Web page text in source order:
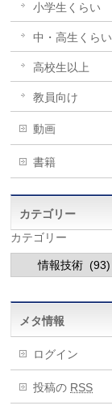
小学生くらい
中・高生くらい
高校生以上
教員向け
動画
書籍
カテゴリー
カテゴリー
メタ情報
ログイン
投稿の RSS